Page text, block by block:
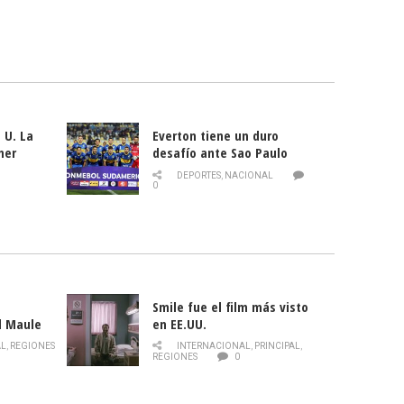
La
Everton tiene un duro
desafío ante Sao Paulo
DEPORTES, NACIONAL
0
Maule
de la
, REGIONES
Smile fue el film más visto
en EE.UU.
INTERNACIONAL, PRINCIPAL,
REGIONES
0